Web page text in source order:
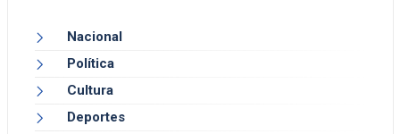
Nacional
Política
Cultura
Deportes